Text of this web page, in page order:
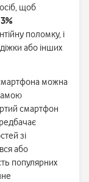
щоб
поломку, і
або інших
можна
смартфон
зі
або
популярних